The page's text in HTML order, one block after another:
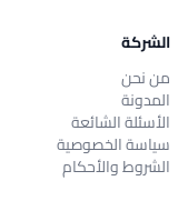
الشركة
من نحن
المدونة
الأسئلة الشائعة
سياسة الخصوصية
الشروط والأحكام